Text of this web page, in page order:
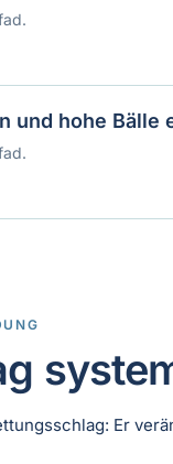
und hohe Bälle
Er